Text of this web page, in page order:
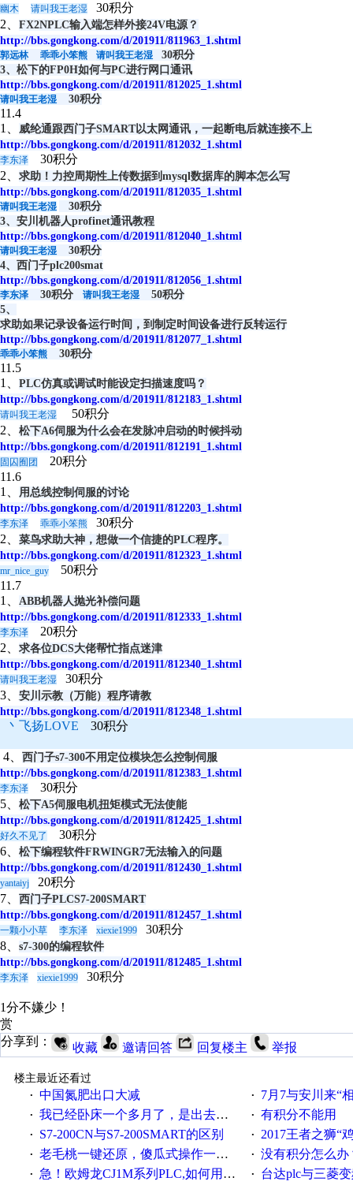
幽木 请叫我王老湿
30积分
2、 FX2NPLC输入端怎样外接24V电源？
http://bbs.gongkong.com/d/201911/811963_1.shtml
郭远林 乖乖小笨熊 请叫我王老湿
30积分
3、 松下的FP0H如何与PC进行网口通讯
http://bbs.gongkong.com/d/201911/812025_1.shtml
请叫我王老湿 30积分
11.4
1、 威纶通跟西门子SMART以太网通讯，一起断电后就连接不上
http://bbs.gongkong.com/d/201911/812032_1.shtml
李东泽
30积分
2、 求助！力控周期性上传数据到mysql数据库的脚本怎么写
http://bbs.gongkong.com/d/201911/812035_1.shtml
请叫我王老湿
30积分
3、 安川机器人profinet通讯教程
http://bbs.gongkong.com/d/201911/812040_1.shtml
请叫我王老湿
30积分
4、 西门子plc200smat
http://bbs.gongkong.com/d/201911/812056_1.shtml
李东泽 30积分 请叫我王老湿
50积分
5、
求助如果记录设备运行时间，到制定时间设备进行反转运行
http://bbs.gongkong.com/d/201911/812077_1.shtml
乖乖小笨熊 30积分
11.5
1、 PLC仿真或调试时能设定扫描速度吗？
http://bbs.gongkong.com/d/201911/812183_1.shtml
请叫我王老湿
50积分
2、 松下A6伺服为什么会在发脉冲启动的时候抖动
http://bbs.gongkong.com/d/201911/812191_1.shtml
固囚囿团
20积分
11.6
1、
用总线控制伺服的讨论
http://bbs.gongkong.com/d/201911/812203_1.shtml
李东泽 乖乖小笨熊
30积分
2、 菜鸟求助大神，想做一个信捷的PLC程序。
http://bbs.gongkong.com/d/201911/812323_1.shtml
mr_nice_guy
50积分
11.7
1、 ABB机器人抛光补偿问题
http://bbs.gongkong.com/d/201911/812333_1.shtml
李东泽
20积分
2、 求各位DCS大佬帮忙指点迷津
http://bbs.gongkong.com/d/201911/812340_1.shtml
请叫我王老湿
30积分
3、 安川示教（万能）程序请教
http://bbs.gongkong.com/d/201911/812348_1.shtml
丶飞扬LOVE 30积分
4、 西门子s7-300不用定位模块怎么控制伺服
http://bbs.gongkong.com/d/201911/812383_1.shtml
李东泽
30积分
5、 松下A5伺服电机扭矩模式无法使能
http://bbs.gongkong.com/d/201911/812425_1.shtml
好久不见了
30积分
6、 松下编程软件FRWINGR7无法输入的问题
http://bbs.gongkong.com/d/201911/812430_1.shtml
yantaiyj
20积分
7、 西门子PLCS7-200SMART
http://bbs.gongkong.com/d/201911/812457_1.shtml
一颗小小草 李东泽 xiexie1999
30积分
8、 s7-300的编程软件
http://bbs.gongkong.com/d/201911/812485_1.shtml
李东泽 xiexie1999 30积分
1分不嫌少！
赏
分享到：
收藏 邀请回答 回复楼主 举报
楼主最近还看过
· 中国氮肥出口大减 · 7月7与安川来“
· 我已经卧床一个多月了，是出去安装机械手在高速遭遇车祸所致:大家工作都要特别注意啊 · 有积分不能用
· S7-200CN与S7-200SMART的区别 · 2017王者之狮“鸡”情签到
· 老毛桃一键还原，傻瓜式操作一键轻松备份还原；程序为向导式安装，一键即可实现自动备份或还原系统。 · 没有积分怎么办
· 急！欧姆龙CJ1M系列PLC,如何用时间控制变频器。要求时间在组态王中可以自由输入！拜托各位大神了！ · 台达plc与三菱